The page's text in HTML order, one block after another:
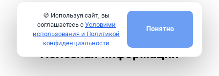
Полезная информация
🍪 Используя сайт, вы
соглашаетесь с Условими
использования и Политикой
конфиденциальности
Понятно